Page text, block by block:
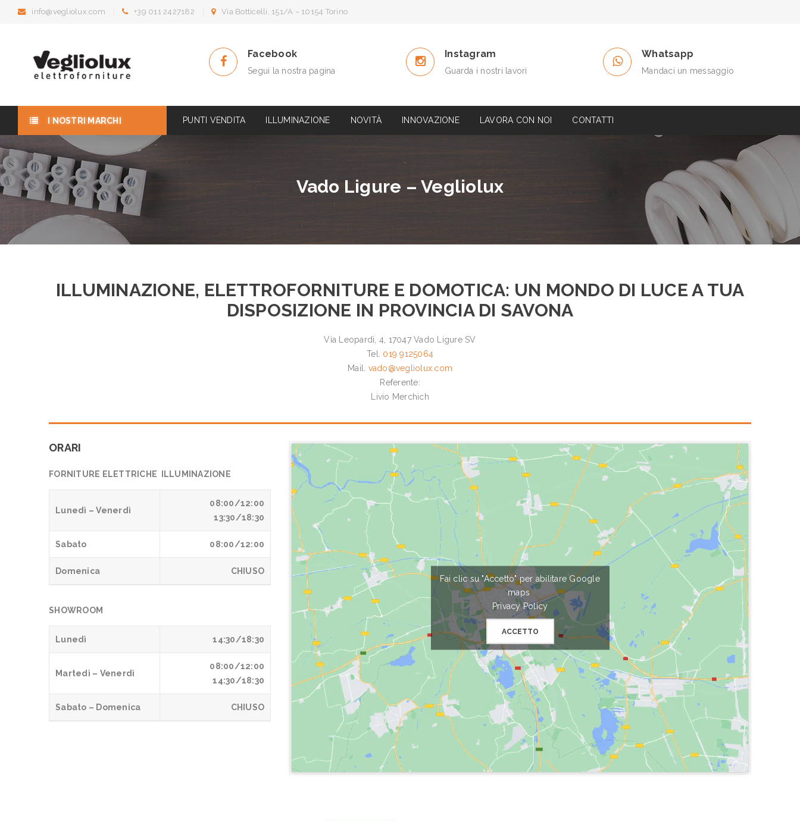
info@vegliolux.com +39 011 2427182 Via Botticelli, 151/A – 10154 Torino
Facebook
Segui la nostra pagina
Instagram
Guarda i nostri lavori
Whatsapp
Mandaci un messaggio
I NOSTRI MARCHI PUNTI VENDITA ILLUMINAZIONE NOVITÀ INNOVAZIONE LAVORA CON NOI CONTATTI
Vado Ligure – Vegliolux
ILLUMINAZIONE, ELETTROFORNITURE E DOMOTICA: UN MONDO DI LUCE A TUA
DISPOSIZIONE IN PROVINCIA DI SAVONA
Via Leopardi, 4, 17047 Vado Ligure SV
Tel. 019 9125064
Mail. vado@vegliolux.com
Referente:
Livio Merchich
ORARI
FORNITURE ELETTRICHE ILLUMINAZIONE
Lunedì – Venerdì
08:00/12:00
13:30/18:30
Sabato 08:00/12:00
Domenica CHIUSO
SHOWROOM
Lunedì 14:30/18:30
Martedì – Venerdì
08:00/12:00
14:30/18:30
Sabato – Domenica CHIUSO
Fai clic su "Accetto" per abilitare Google
maps
Privacy Policy
ACCETTO